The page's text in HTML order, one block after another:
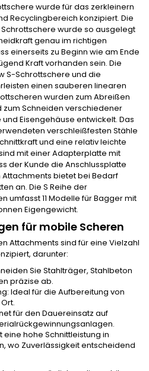
wurde für das zerkleinern
Recyclingbereich konzipiert. Die
Schrottschere wurde so ausgelegt
genau im richtigen
einerseits zu Beginn wie am Ende
Kraft vorhanden sein. Die
S-Schrottschere und die
einen sauberen linearen
wurden zum Abreißen
zum Schneiden verschiedener
Eisengehäuse entwickelt. Das
verschleißfesten Stähle
und eine relativ leichte
mit einer Adapterplatte mit
der Kunde die Anschlussplatte
bietet bei Bedarf
an. Die S Reihe der
umfasst 11 Modelle für Bagger mit
Eigengewicht.
für mobile Scheren
Attachments sind für eine Vielzahl
darunter:
Sie Stahlträger, Stahlbeton
präzise ab.
Ideal für die Aufbereitung von
für den Dauereinsatz auf
eine hohe Schnittleistung in
wo Zuverlässigkeit entscheidend